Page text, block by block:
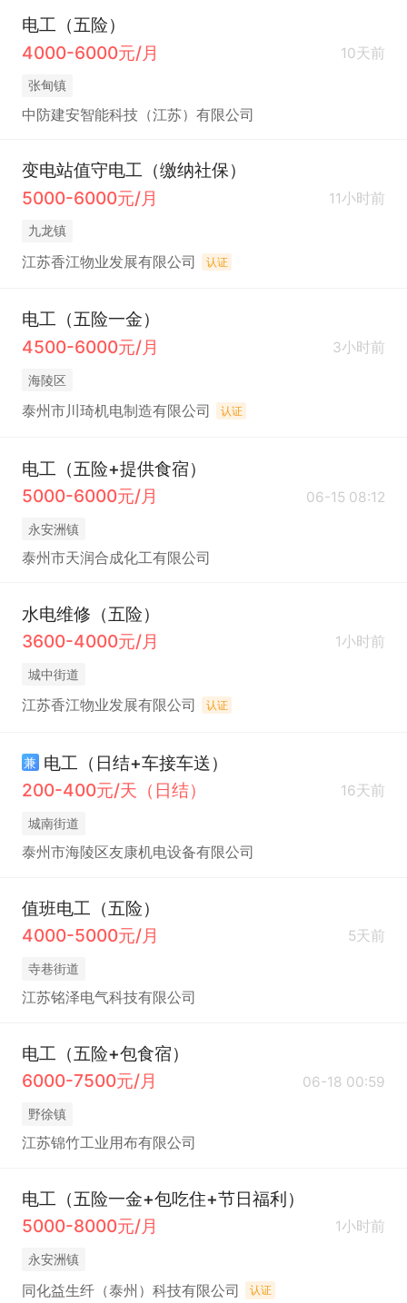
电工（五险）
4000-6000元/月
10天前
张甸镇
中防建安智能科技（江苏）有限公司
变电站值守电工（缴纳社保）
5000-6000元/月
11小时前
九龙镇
江苏香江物业发展有限公司 认证
电工（五险一金）
4500-6000元/月
3小时前
海陵区
泰州市川琦机电制造有限公司 认证
电工（五险+提供食宿）
5000-6000元/月
06-15 08:12
永安洲镇
泰州市天润合成化工有限公司
水电维修（五险）
3600-4000元/月
1小时前
城中街道
江苏香江物业发展有限公司 认证
兼 电工（日结+车接车送）
200-400元/天（日结）
16天前
城南街道
泰州市海陵区友康机电设备有限公司
值班电工（五险）
4000-5000元/月
5天前
寺巷街道
江苏铭泽电气科技有限公司
电工（五险+包食宿）
6000-7500元/月
06-18 00:59
野徐镇
江苏锦竹工业用布有限公司
电工（五险一金+包吃住+节日福利）
5000-8000元/月
1小时前
永安洲镇
同化益生纤（泰州）科技有限公司 认证